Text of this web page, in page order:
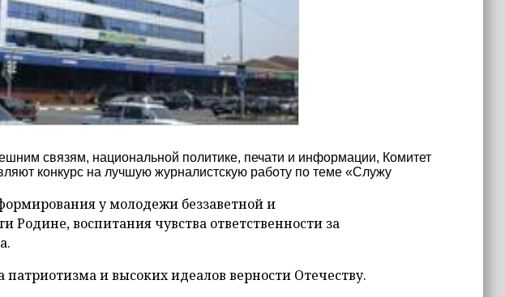
связям, национальной политике, печати и информации, Комитет
конкурс на лучшую журналистскую работу по теме «Служу
у молодежи беззаветной и
Родине, воспитания чувства ответственности за
патриотизма и высоких идеалов верности Отечеству.